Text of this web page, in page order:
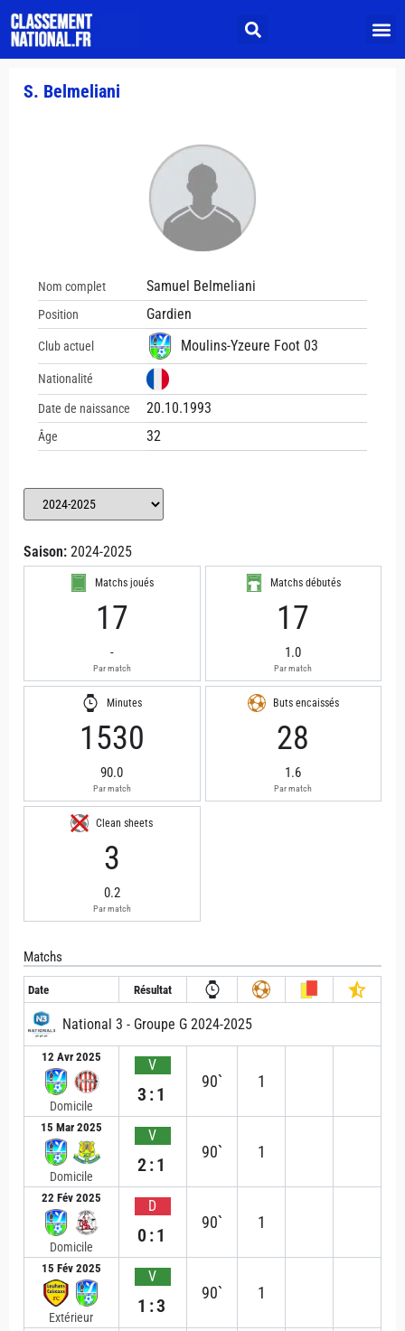
S. Belmeliani
Nom complet Samuel Belmeliani
Position Gardien
Club actuel Moulins-Yzeure Foot 03
Nationalité
Date de naissance 20.10.1993
Âge 32
Saison: 2024-2025
Matchs joués
17
-
Par match
Matchs débutés
17
1.0
Par match
Minutes
1530
90.0
Par match
Buts encaissés
28
1.6
Par match
Clean sheets
3
0.2
Par match
Matchs
Date Résultat
National 3 - Groupe G 2024-2025
12 Avr 2025
Domicile
V
3:1
90` 1
15 Mar 2025
Domicile
V
2:1
90` 1
22 Fév 2025
Domicile
D
0:1
90` 1
15 Fév 2025
Extérieur
V
1:3
90` 1